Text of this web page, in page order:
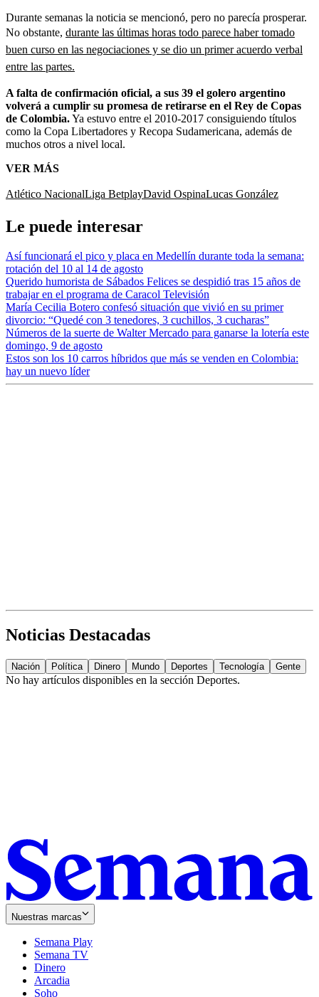
Durante semanas la noticia se mencionó, pero no parecía prosperar.
No obstante, durante las últimas horas todo parece haber tomado
buen curso en las negociaciones y se dio un primer acuerdo verbal
entre las partes.
A falta de confirmación oficial, a sus 39 el golero argentino
volverá a cumplir su promesa de retirarse en el Rey de Copas
de Colombia.Ya estuvo entre el 2010-2017 consiguiendo títulos
como la Copa Libertadores y Recopa Sudamericana, además de
muchos otros a nivel local.
VER MÁS
Atlético NacionalLiga BetplayDavid OspinaLucas González
Le puede interesar
Así funcionará el pico y placa en Medellín durante toda la semana:
rotación del 10 al 14 de agosto
Querido humorista de Sábados Felices se despidió tras 15 años de
trabajar en el programa de Caracol Televisión
María Cecilia Botero confesó situación que vivió en su primer
divorcio: “Quedé con 3 tenedores, 3 cuchillos, 3 cucharas”
Números de la suerte de Walter Mercado para ganarse la lotería este
domingo, 9 de agosto
Estos son los 10 carros híbridos que más se venden en Colombia:
hay un nuevo líder
Noticias Destacadas
Nación Política Dinero Mundo Deportes Tecnología Gente
No hay artículos disponibles en la sección Deportes.
Nuestras marcas
Semana Play
Semana TV
Dinero
Arcadia
Soho